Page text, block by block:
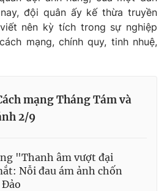
đội quân ấy kế thừa truyền
nên kỳ tích trong sự nghiệp
mạng, chính quy, tinh nhuệ,
mạng Tháng Tám và
2/9
"Thanh âm vượt đại
Nỗi đau ám ảnh chốn